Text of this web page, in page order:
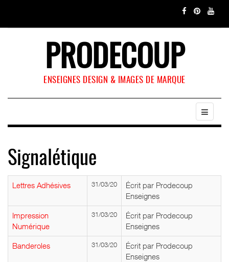
PRODECOUP
ENSEIGNES DESIGN & IMAGES DE MARQUE
Signalétique
Lettres Adhésives 31/03/20
Écrit par Prodecoup
Enseignes
Impression
Numérique
31/03/20
Écrit par Prodecoup
Enseignes
Banderoles 31/03/20
Écrit par Prodecoup
Enseignes